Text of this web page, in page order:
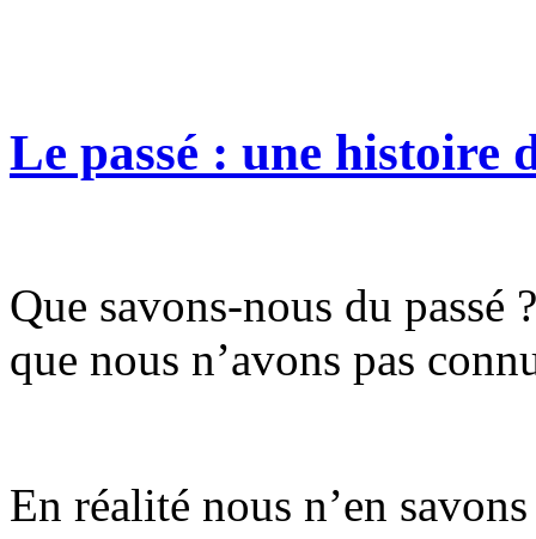
Le passé : une histoire
Que savons-nous du passé
que nous n’avons pas
En réalité nous n’en